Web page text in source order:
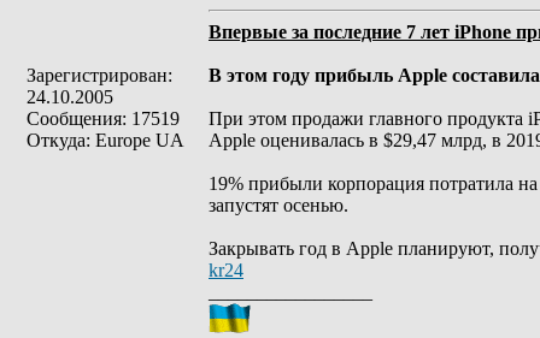
Зарегистрирован:
24.10.2005
Сообщения: 17519
Откуда: Europe UA
Впервые за последние 7 лет iPhone
В этом году прибыль Apple
При этом продажи главного продукта
Apple оценивалась в $29,47 млрд, в
19% прибыли корпорация потратила
запустят осенью.
Закрывать год в Apple планируют,
kr24